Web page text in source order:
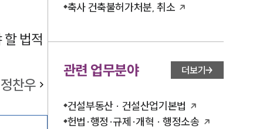
법적
정찬우
축사 건축불허가처분, 취소
관련 업무분야 더보기
건설부동산 · 건설산업기본법
헌법·행정·규제·개혁 · 행정소송